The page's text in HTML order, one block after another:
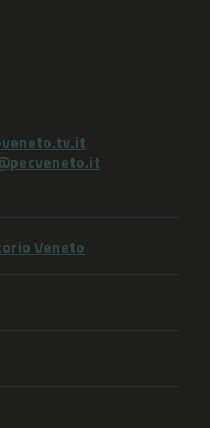
Veneto